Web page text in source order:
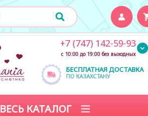
БЕСПЛАТНАЯ ДОСТАВКА
ПО КАЗАХСТАНУ
+7 (747) 142-59-93
с 10:00 до 19:00 без выходных
ВЕСЬ КАТАЛОГ